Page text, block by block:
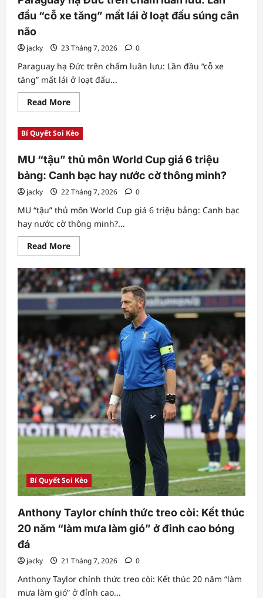
đầu “cỗ xe tăng” mất lái ở loạt đấu súng cân
não
jacky 23 Tháng 7, 2026 0
Paraguay hạ Đức trên chấm luân lưu: Lần đầu “cỗ xe
tăng” mất lái ở loạt đấu...
Read MoreRead
more
Paraguay
hạ
Đức
chấm
luân
lưu:
Lần
đầu
xe
tăng”
mất
loạt
đấu
súng
cân
não
Bí Quyết Soi Kèo
MU “tậu” thủ môn World Cup giá 6 triệu
bảng: Canh bạc hay nước cờ thông minh?
jacky 22 Tháng 7, 2026 0
MU “tậu” thủ môn World Cup giá 6 triệu bảng: Canh bạc
hay nước cờ thông minh?...
Read MoreRead
more
MU
“tậu”
thủ
môn
World
Cup
giá
triệu
bảng:
Canh
bạc
hay
nước
cờ
thông
minh?
Bí Quyết Soi Kèo
Anthony Taylor chính thức treo còi: Kết thúc
20 năm “làm mưa làm gió” ở đỉnh cao bóng
đá
jacky 21 Tháng 7, 2026 0
Anthony Taylor chính thức treo còi: Kết thúc 20 năm “làm
mưa làm gió” ở đỉnh cao...